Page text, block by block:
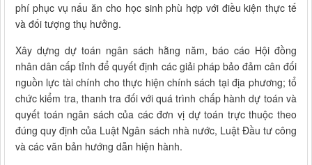
phí phục vụ nấu ăn cho học sinh phù hợp với điều kiện thực tế
và đối tượng thụ hưởng.
Xây dựng dự toán ngân sách hằng năm, báo cáo Hội đồng
nhân dân cấp tỉnh để quyết định các giải pháp bảo đảm cân đối
nguồn lực tài chính cho thực hiện chính sách tại địa phương; tổ
chức kiểm tra, thanh tra đối với quá trình chấp hành dự toán và
quyết toán ngân sách của các đơn vị dự toán trực thuộc theo
đúng quy định của Luật Ngân sách nhà nước, Luật Đầu tư công
và các văn bản hướng dẫn hiện hành.